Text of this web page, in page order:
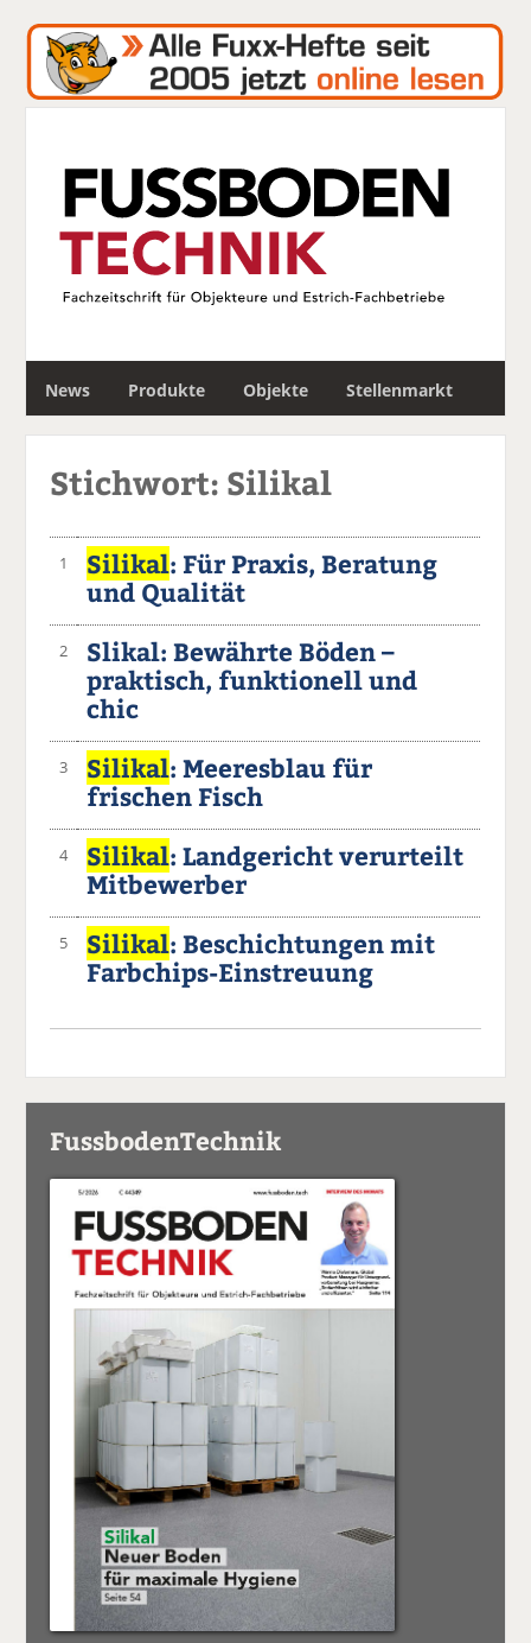
News Produkte Objekte Stellenmarkt
c
Stichwort: Silikal
1 Silikal: Für Praxis, Beratung
und Qualität
2
Slikal: Bewährte Böden –
praktisch, funktionell und
chic
3 Silikal: Meeresblau für
frischen Fisch
4 Silikal: Landgericht verurteilt
Mitbewerber
5 Silikal: Beschichtungen mit
Farbchips-Einstreuung
FussbodenTechnik